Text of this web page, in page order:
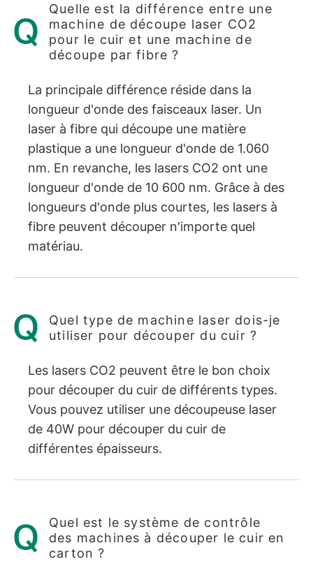
Quelle est la différence entre une
machine de découpe laser CO2
pour le cuir et une machine de
découpe par fibre ?
La principale différence réside dans la
longueur d'onde des faisceaux laser. Un
laser à fibre qui découpe une matière
plastique a une longueur d'onde de 1.060
nm. En revanche, les lasers CO2 ont une
longueur d'onde de 10 600 nm. Grâce à des
longueurs d'onde plus courtes, les lasers à
fibre peuvent découper n'importe quel
matériau.
Quel type de machine laser dois-je
utiliser pour découper du cuir ?
Les lasers CO2 peuvent être le bon choix
pour découper du cuir de différents types.
Vous pouvez utiliser une découpeuse laser
de 40W pour découper du cuir de
différentes épaisseurs.
Quel est le système de contrôle
des machines à découper le cuir en
carton ?